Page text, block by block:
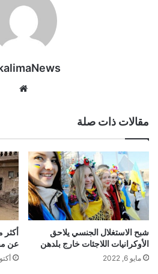
مقالات ذات صلة
شبح الاستغلال الجنسي يلاحق
الأوكرانيات اللاجئات خارج بلدهن
مايو 6, 2022
عن
أكتوبر